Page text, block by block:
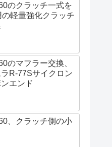
のクラッチ一式を
の軽量強化クラッチ
のマフラー交換、
R-77Sサイクロン
エンド
、クラッチ側の小